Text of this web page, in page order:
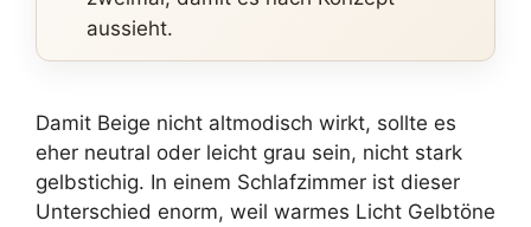
aussieht.
Damit Beige nicht altmodisch wirkt, sollte es
eher neutral oder leicht grau sein, nicht stark
gelbstichig. In einem Schlafzimmer ist dieser
Unterschied enorm, weil warmes Licht Gelbtöne